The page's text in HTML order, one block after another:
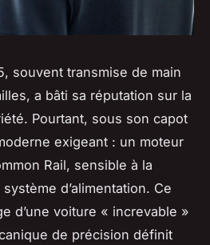
souvent transmise de main
a bâti sa réputation sur la
Pourtant, sous son capot
exigeant : un moteur
Rail, sensible à la
d’alimentation. Ce
d’une voiture « increvable »
de précision définit